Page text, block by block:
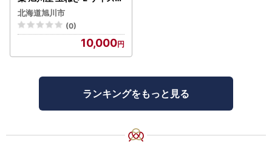
0kg(2026年9月発送開始
予定)_ | 玉ねぎ 05935
北海道旭川市
(0)
10,000
ランキングをもっと見る